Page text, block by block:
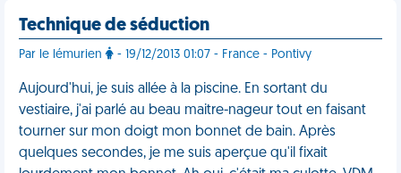
Technique de séduction
Par le lémurien - 19/12/2013 01:07 - France - Pontivy
Aujourd'hui, je suis allée à la piscine. En sortant du
vestiaire, j'ai parlé au beau maitre-nageur tout en faisant
tourner sur mon doigt mon bonnet de bain. Après
quelques secondes, je me suis aperçue qu'il fixait